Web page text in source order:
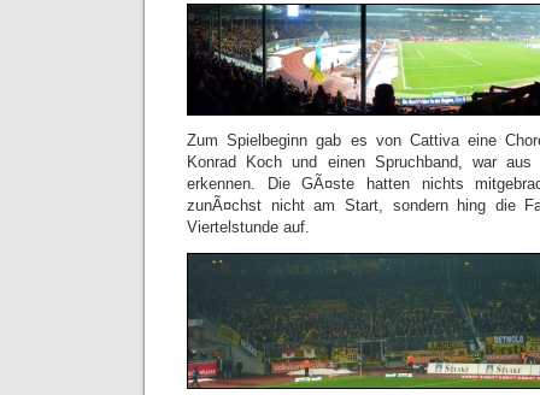
Zum Spielbeginn gab es von Cattiva eine
Konrad Koch und einen Spruchband, war
erkennen. Die GÃ¤ste hatten nichts
zunÃ¤chst nicht am Start, sondern hing die
Viertelstunde auf.